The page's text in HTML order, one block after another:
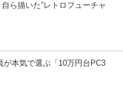
ら描いた”レトロフューチャ
が本気で選ぶ「10万円台PC3